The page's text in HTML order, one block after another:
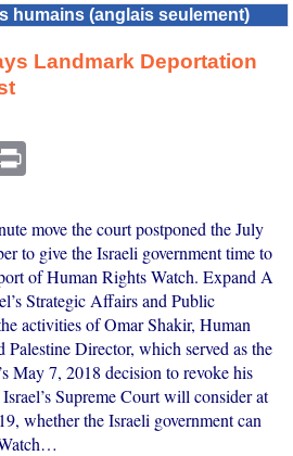
humains (anglais seulement)
Landmark Deportation
move the court postponed the July
to give the Israeli government time to
of Human Rights Watch. Expand A
Strategic Affairs and Public
activities of Omar Shakir, Human
Palestine Director, which served as the
May 7, 2018 decision to revoke his
Supreme Court will consider at
whether the Israeli government can